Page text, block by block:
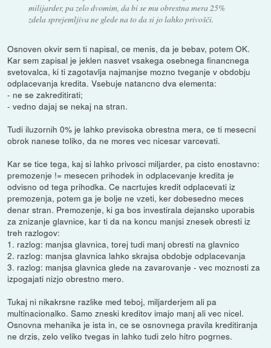
milijarder, pa zelo dvomim, da bi se mu obrestna mera 25%
zdela sprejemljiva ne glede na to da si jo lahko privošči.
Osnoven okvir sem ti napisal, ce menis, da je bebav, potem OK.
Kar sem zapisal je jeklen nasvet vsakega osebnega financnega
svetovalca, ki ti zagotavlja najmanjse mozno tveganje v obdobju
odplacevanja kredita. Vsebuje natancno dva elementa:
- ne se zakreditirati;
- vedno dajaj se nekaj na stran.
Tudi iluzornih 0% je lahko previsoka obrestna mera, ce ti mesecni
obrok nanese toliko, da ne mores vec nicesar varcevati.
Kar se tice tega, kaj si lahko privosci miljarder, pa cisto enostavno:
premozenje != mesecen prihodek in odplacevanje kredita je
odvisno od tega prihodka. Ce nacrtujes kredit odplacevati iz
premozenja, potem ga je bolje ne vzeti, ker dobesedno meces
denar stran. Premozenje, ki ga bos investirala dejansko uporabis
za znizanje glavnice, kar ti da na koncu manjsi znesek obresti iz
treh razlogov:
1. razlog: manjsa glavnica, torej tudi manj obresti na glavnico
2. razlog: manjsa glavnica lahko skrajsa obdobje odplacevanja
3. razlog: manjsa glavnica glede na zavarovanje - vec moznosti za
izpogajati nizjo obrestno mero.
Tukaj ni nikakrsne razlike med teboj, miljarderjem ali pa
multinacionalko. Samo zneski kreditov imajo manj ali vec nicel.
Osnovna mehanika je ista in, ce se osnovnega pravila kreditiranja
ne drzis, zelo veliko tvegas in lahko tudi zelo hitro pogrnes.